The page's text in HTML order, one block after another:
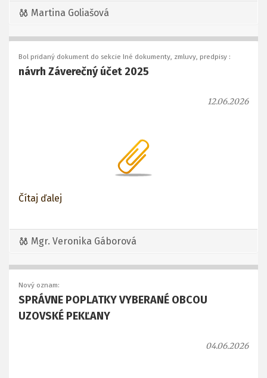
Martina Goliašová
Bol pridaný dokument do sekcie Iné dokumenty, zmluvy, predpisy :
návrh Záverečný účet 2025
12.06.2026
Čítaj ďalej
Mgr. Veronika Gáborová
Nový oznam:
SPRÁVNE POPLATKY VYBERANÉ OBCOU
UZOVSKÉ PEKĽANY
04.06.2026